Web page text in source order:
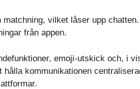
vilket låser upp
från appen.
emoji-utskick och, i
kommunikationen